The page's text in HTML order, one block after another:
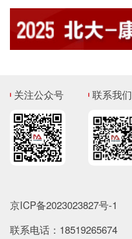
关注公众号 联系我们
京ICP备2023023827号-1
联系电话：18519265674